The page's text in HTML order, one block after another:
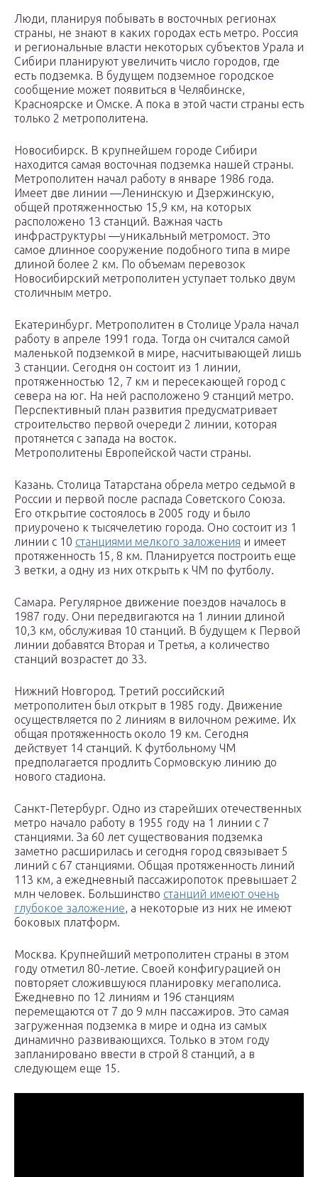
Люди, планируя побывать в восточных регионах
страны, не знают в каких городах есть метро. Россия
и региональные власти некоторых субъектов Урала и
Сибири планируют увеличить число городов, где
есть подземка. В будущем подземное городское
сообщение может появиться в Челябинске,
Красноярске и Омске. А пока в этой части страны есть
только 2 метрополитена.
Новосибирск. В крупнейшем городе Сибири
находится самая восточная подземка нашей страны.
Метрополитен начал работу в январе 1986 года.
Имеет две линии —Ленинскую и Дзержинскую,
общей протяженностью 15,9 км, на которых
расположено 13 станций. Важная часть
инфраструктуры —уникальный метромост. Это
самое длинное сооружение подобного типа в мире
длиной более 2 км. По объемам перевозок
Новосибирский метрополитен уступает только двум
столичным метро.
Екатеринбург. Метрополитен в Столице Урала начал
работу в апреле 1991 года. Тогда он считался самой
маленькой подземкой в мире, насчитывающей лишь
3 станции. Сегодня он состоит из 1 линии,
протяженностью 12, 7 км и пересекающей город с
севера на юг. На ней расположено 9 станций метро.
Перспективный план развития предусматривает
строительство первой очереди 2 линии, которая
протянется с запада на восток.
Метрополитены Европейской части страны.
Казань. Столица Татарстана обрела метро седьмой в
России и первой после распада Советского Союза.
Его открытие состоялось в 2005 году и было
приурочено к тысячелетию города. Оно состоит из 1
линии с 10 станциями мелкого заложения и имеет
протяженность 15, 8 км. Планируется построить еще
3 ветки, а одну из них открыть к ЧМ по футболу.
Самара. Регулярное движение поездов началось в
1987 году. Они передвигаются на 1 линии длиной
10,3 км, обслуживая 10 станций. В будущем к Первой
линии добавятся Вторая и Третья, а количество
станций возрастет до 33.
Нижний Новгород. Третий российский
метрополитен был открыт в 1985 году. Движение
осуществляется по 2 линиям в вилочном режиме. Их
общая протяженность около 19 км. Сегодня
действует 14 станций. К футбольному ЧМ
предполагается продлить Сормовскую линию до
нового стадиона.
Санкт-Петербург. Одно из старейших отечественных
метро начало работу в 1955 году на 1 линии с 7
станциями. За 60 лет существования подземка
заметно расширилась и сегодня город связывает 5
линий с 67 станциями. Общая протяженность линий
113 км, а ежедневный пассажиропоток превышает 2
млн человек. Большинство станций имеют очень
глубокое заложение, а некоторые из них не имеют
боковых платформ.
Москва. Крупнейший метрополитен страны в этом
году отметил 80-летие. Своей конфигурацией он
повторяет сложившуюся планировку мегаполиса.
Ежедневно по 12 линиям и 196 станциям
перемещаются от 7 до 9 млн пассажиров. Это самая
загруженная подземка в мире и одна из самых
динамично развивающихся. Только в этом году
запланировано ввести в строй 8 станций, а в
следующем еще 15.